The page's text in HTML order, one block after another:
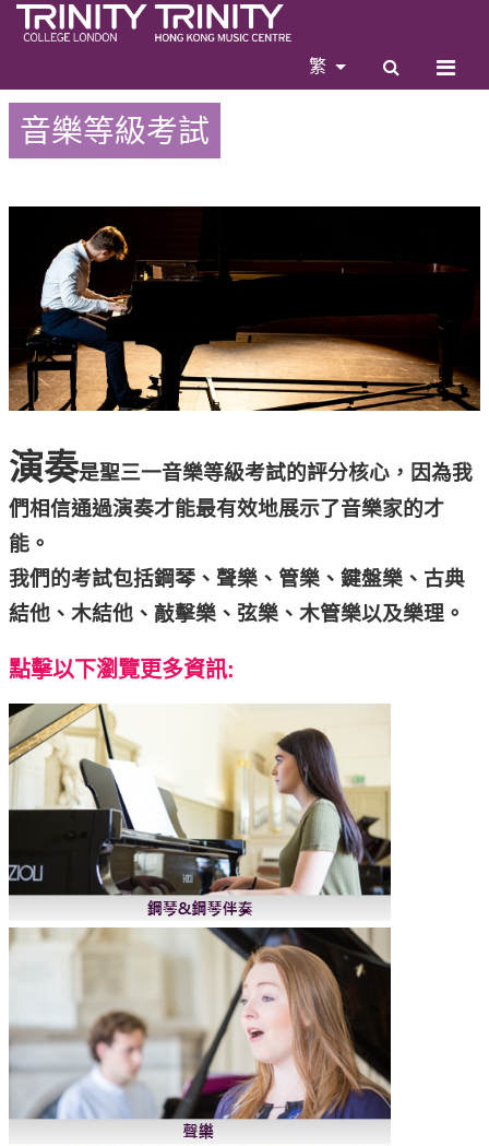
繁
音樂等級考試
演奏是聖三一音樂等級考試的評分核心，因為我
們相信通過演奏才能最有效地展示了音樂家的才
能 。
我們的考試包括鋼琴、聲樂、管樂、鍵盤樂、古典
結他、木結他、敲擊樂、弦樂、木管樂以及樂理。
點擊以下瀏覽更多資訊: